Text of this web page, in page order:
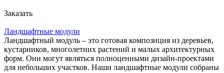
Заказать
Ландшафтные модули
Ландшафтный модуль – это готовая композиция из деревьев,
кустарников, многолетних растений и малых архитектурных
форм. Они могут являться полноценными дизайн-проектами
для небольших участков. Наши ландшафтные модули собраны